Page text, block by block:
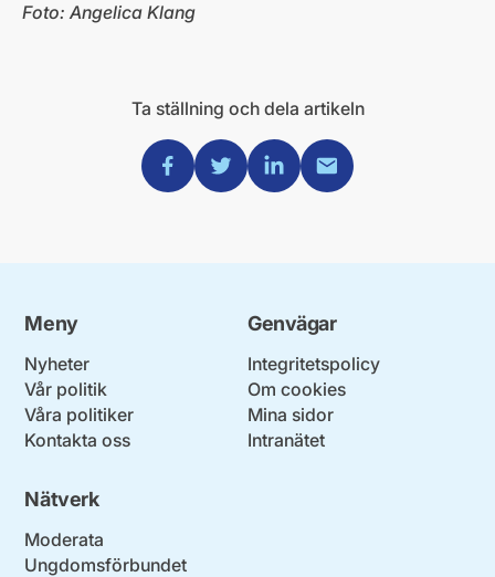
Foto: Angelica Klang
Ta ställning och dela artikeln
Dela via Facebook
Dela via Twitter
Dela via Linkedin
Dela via Mail
Meny
Nyheter
Vår politik
Våra politiker
Kontakta oss
Genvägar
Integritetspolicy
Om cookies
Mina sidor
Intranätet
Nätverk
Moderata
Ungdomsförbundet